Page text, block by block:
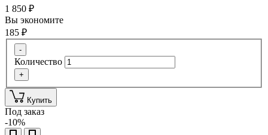
1 850 ₽
Вы экономите
185 ₽
-
Количество
+
Купить
Под заказ
-10%